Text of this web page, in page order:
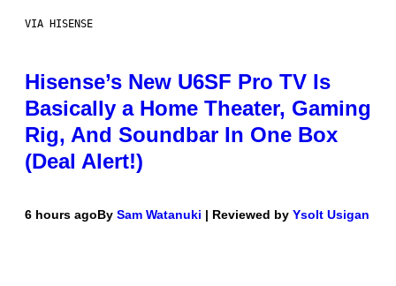
VIA HISENSE
Hisense’s New U6SF Pro TV Is
Basically a Home Theater, Gaming
Rig, And Soundbar In One Box
(Deal Alert!)
6 hours agoBy Sam Watanuki | Reviewed by Ysolt Usigan